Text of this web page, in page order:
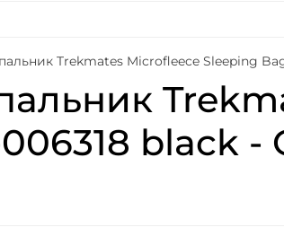
Trekmates Microfleece Sleeping
black -